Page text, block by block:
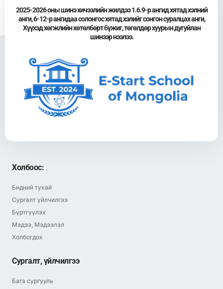
2025-2026 оны шинэ хичээлийн жилдээ 1.6.9-р ангид хятад хэлний
анги, 6-12-р ангидаа солонгос хятад хэлийг сонгон суралцах анги,
Хүүхэд хөгжлийн хөтөлбөрт бүжиг, төгөлдөр хуурын дугуйлан
шинээр нээлээ.
Холбоос:
Бидний тухай
Сургалт үйлчилгээ
Бүртгүүлэх
Мэдээ, Мэдээлэл
Холбогдох
Сургалт, үйлчилгээ
Бага сургууль